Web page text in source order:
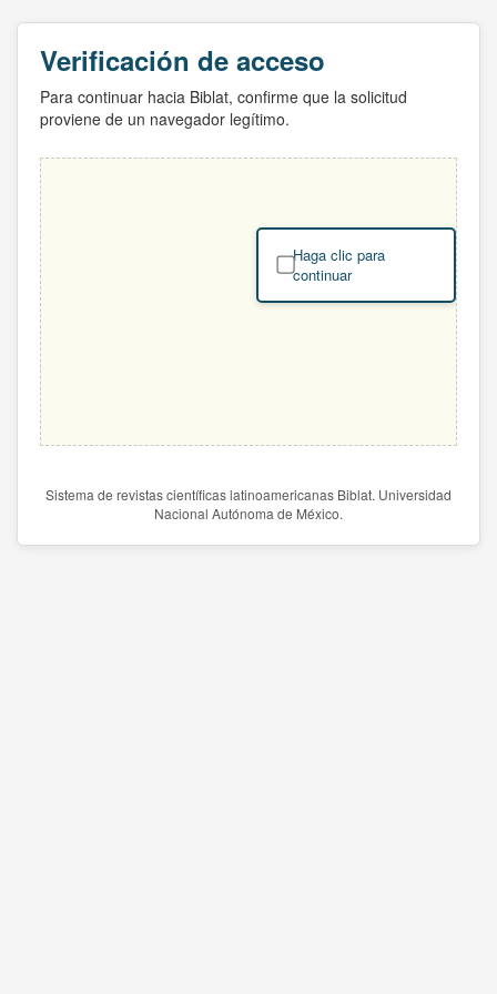
Verificación de acceso
Para continuar hacia Biblat, confirme que la solicitud
proviene de un navegador legítimo.
Haga clic para
continuar
Sistema de revistas científicas latinoamericanas Biblat. Universidad
Nacional Autónoma de México.